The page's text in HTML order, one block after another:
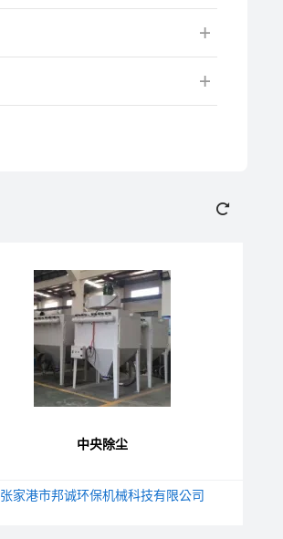
中央除尘
张家港市邦诚环保机械科技有限公司